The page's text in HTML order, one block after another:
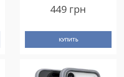
449 грн
КУПИТЬ